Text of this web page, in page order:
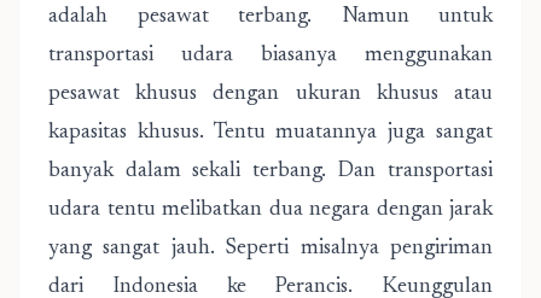
adalah pesawat terbang. Namun untuk
transportasi udara biasanya menggunakan
pesawat khusus dengan ukuran khusus atau
kapasitas khusus. Tentu muatannya juga sangat
banyak dalam sekali terbang. Dan transportasi
udara tentu melibatkan dua negara dengan jarak
yang sangat jauh. Seperti misalnya pengiriman
dari Indonesia ke Perancis. Keunggulan